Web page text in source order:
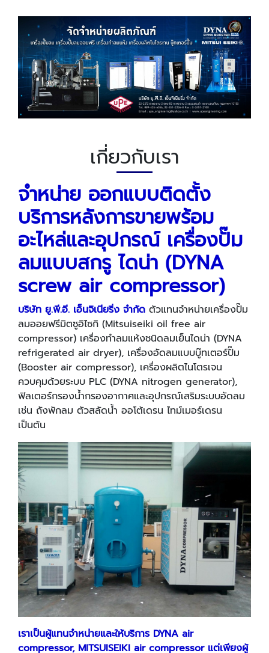
เกี่ยวกับเรา
จำหน่าย ออกแบบติดตั้ง
บริการหลังการขายพร้อม
อะไหล่และอุปกรณ์ เครื่องปั๊ม
ลมแบบสกรู ไดน่า (DYNA
screw air compressor)
บริษัท ยู.พี.อี. เอ็นจิเนียริ่ง จำกัด ตัวแทนจำหน่ายเครื่องปั๊ม
ลมออยฟรีมิตซูอิไซกิ (Mitsuiseiki oil free air
compressor) เครื่องทำลมแห้งชนิดลมเย็นไดน่า (DYNA
refrigerated air dryer), เครื่องอัดลมแบบบู๊ทเตอร์ปั๊ม
(Booster air compressor), เครื่องผลิตไนโตรเจน
ควบคุมด้วยระบบ PLC (DYNA nitrogen generator),
ฟิลเตอร์กรองน้ำกรองอากาศและอุปกรณ์เสริมระบบอัดลม
เช่น ถังพักลม ตัวสลัดน้ำ ออโต้เดรน ไทม์เมอร์เดรน
เป็นต้น
เราเป็นผู้แทนจำหน่ายและให้บริการ DYNA air
compressor, MITSUISEIKI air compressor แต่เพียงผู้